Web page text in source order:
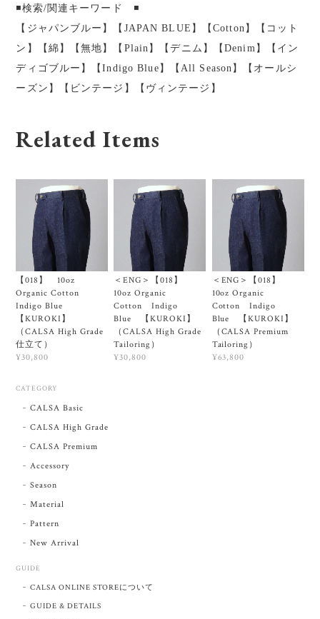
◾️検索/関連キーワード ◾️
【ジャパンブルー】【JAPAN BLUE】【Cotton】【コット
ン】【綿】【無地】【Plain】【デニム】【Denim】【イン
ディゴブルー】【Indigo Blue】【All Season】【オールシ
ーズン】【ビンテージ】【ヴィンテージ】
Related Items
【018】 10oz
Organic Cotton
Indigo Blue
【KUROKI】
（CALSA High Grade
仕立て）
¥30,800
＜ENG＞【018】
10oz Organic
Cotton Indigo
Blue 【KUROKI】
（CALSA High Grade
Tailoring）
¥30,800
＜ENG＞【018】
10oz Organic
Cotton Indigo
Blue 【KUROKI】
（CALSA Premium
Tailoring）
¥63,800
CATEGORY
CALSA Basic
CALSA High Grade
CALSA Premium
Accessory
Season
Material
Pattern
New Arrival
GUIDE
CALSA ONLINE STOREについて
GUIDE & DETAILS